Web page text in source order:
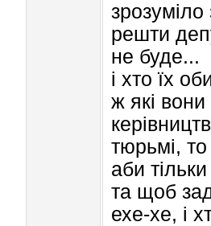
решти
не буде...
і хто їх
ж які вони
тюрьмі,
аби
та щоб
ехе-хе, і